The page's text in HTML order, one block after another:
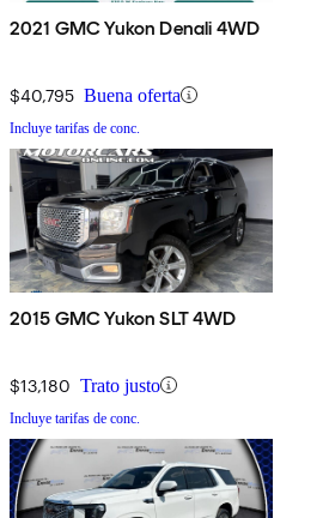
2021 GMC Yukon Denali 4WD
$40,795 Buena oferta
Incluye tarifas de conc.
2015 GMC Yukon SLT 4WD
$13,180 Trato justo
Incluye tarifas de conc.